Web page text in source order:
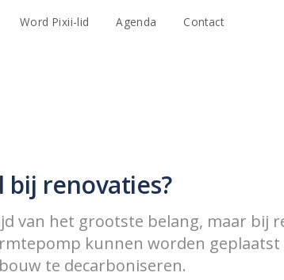
Word Pixii-lid Agenda
Contact
bij renovaties?
van het grootste belang, maar bij
kunnen worden
te decarboniseren.